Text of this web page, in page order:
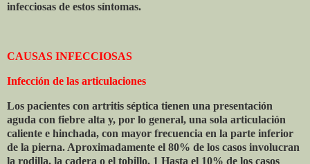
infecciosas de estos síntomas.
CAUSAS INFECCIOSAS
Infección de las articulaciones
Los pacientes con artritis séptica tienen una presentación
aguda con fiebre alta y, por lo general, una sola articulación
caliente e hinchada, con mayor frecuencia en la parte inferior
de la pierna. Aproximadamente el 80% de los casos involucran
la rodilla, la cadera o el tobillo. 1 Hasta el 10% de los casos